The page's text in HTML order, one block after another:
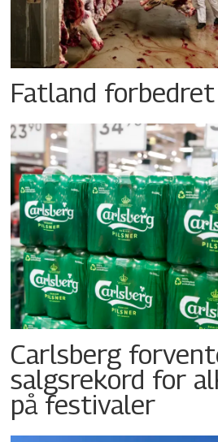
Fatland
Carlsberg
salgsrekord for
på festivaler